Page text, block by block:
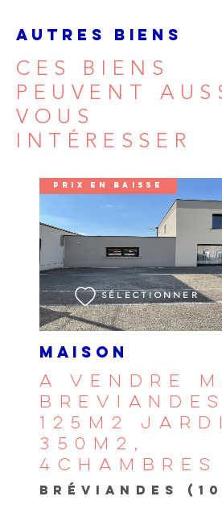
AUTRES BIENS
CES BIENS
PEUVENT
VOUS
INTÉRESSER
MAISON
A VENDRE
BREVIANDES
125M2
350M2,
4CHAMBRES
BRÉVIANDES
PRIX EN BAISSE
SÉLECTIONNER
VOIR LE BIEN